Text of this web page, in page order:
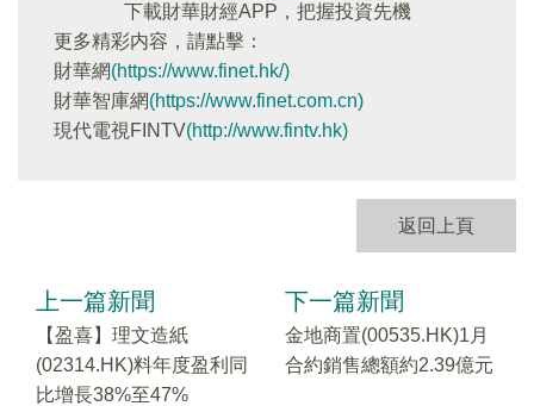
下載財華財經APP，把握投資先機
更多精彩内容，請點擊：
財華網(https://www.finet.hk/)
財華智庫網(https://www.finet.com.cn)
現代電視FINTV(http://www.fintv.hk)
返回上頁
上一篇新聞
【盈喜】理文造紙
(02314.HK)料年度盈利同
比增長38%至47%
下一篇新聞
金地商置(00535.HK)1月
合約銷售總額約2.39億元